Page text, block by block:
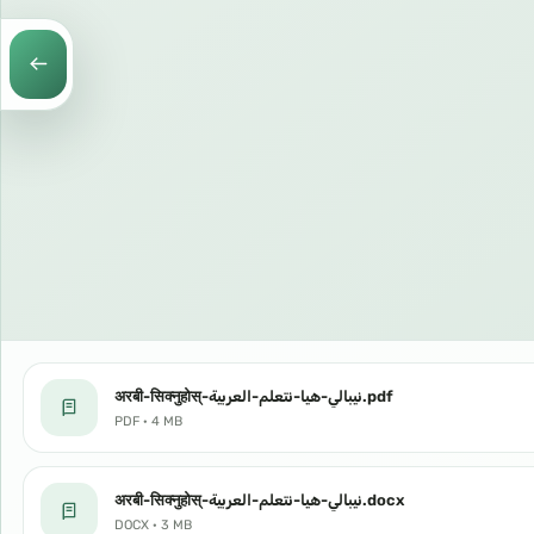
अरबी-सिक्नुहोस्-نيبالي-هيا-نتعلم-العربية.pdf
PDF · 4 MB
अरबी-सिक्नुहोस्-نيبالي-هيا-نتعلم-العربية.docx
DOCX · 3 MB